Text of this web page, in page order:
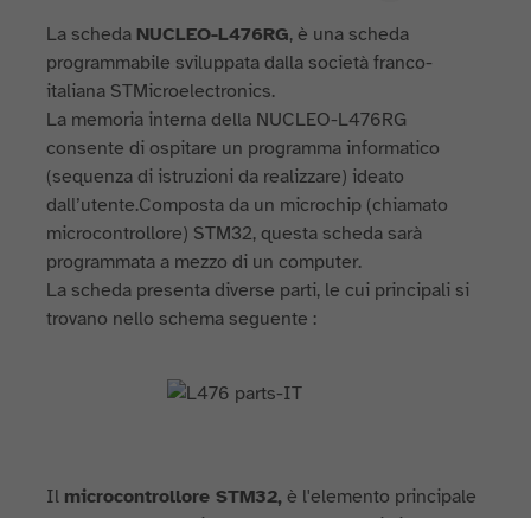
La scheda NUCLEO-L476RG, è una scheda
programmabile sviluppata dalla società franco-
italiana STMicroelectronics.
La memoria interna della NUCLEO-L476RG
consente di ospitare un programma informatico
(sequenza di istruzioni da realizzare) ideato
dall’utente.Composta da un microchip (chiamato
microcontrollore) STM32, questa scheda sarà
programmata a mezzo di un computer.
La scheda presenta diverse parti, le cui principali si
trovano nello schema seguente :
Il microcontrollore STM32, è l'elemento principale